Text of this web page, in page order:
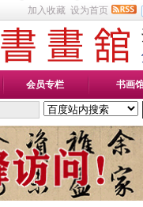
加入收藏 设为首页
会员专栏 书画